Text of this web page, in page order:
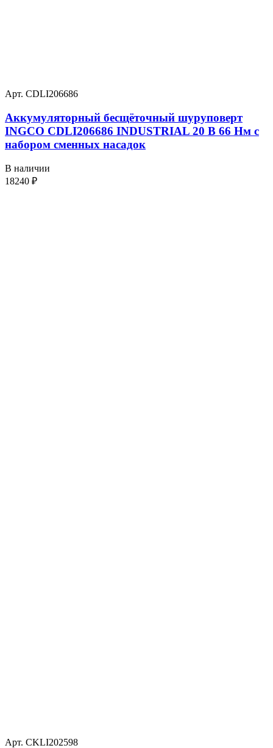
Арт. CDLI206686
Аккумуляторный бесщёточный шуруповерт
INGCO CDLI206686 INDUSTRIAL 20 В 66 Нм с
набором сменных насадок
В наличии
18240 ₽
Арт. CKLI202598